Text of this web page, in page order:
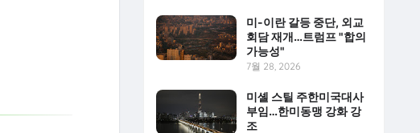
미-이란 갈등 중단, 외교
회담 재개…트럼프 "합의
가능성"
7월 28, 2026
미셸 스틸 주한미국대사
부임…한미동맹 강화 강
조